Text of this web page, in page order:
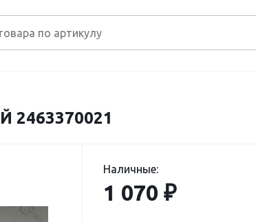
Наличные:
1 070 ₽